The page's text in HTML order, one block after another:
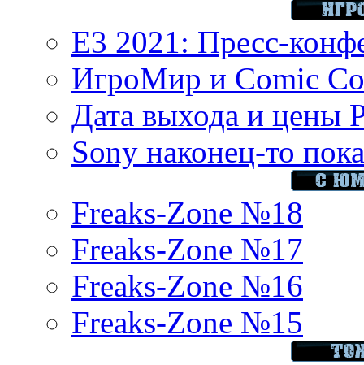
E3 2021: Пресс-
ИгроМир и Comic
Дата выхода и цены
Sony наконец-то
Freaks-Zone №18
Freaks-Zone №17
Freaks-Zone №16
Freaks-Zone №15